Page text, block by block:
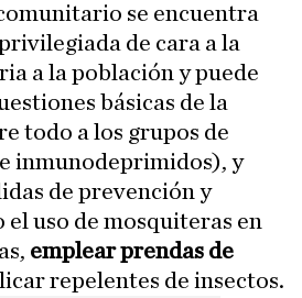
se encuentra
de cara a la
a la población y puede
básicas de la
todo a los grupos de
inmunodeprimidos), y
de prevención y
uso de mosquiteras en
emplear prendas de
repelentes de insectos.